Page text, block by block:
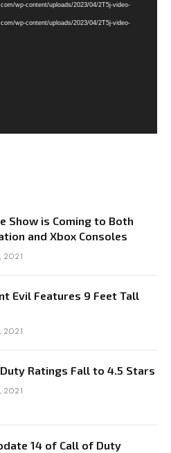
wp-content/uploads/2023/04/2T5j-video-
wp-content/uploads/2023/04/2T5j-video-
Show is Coming to Both
and Xbox Consoles
2021
Evil Features 9 Feet Tall
2021
Ratings Fall to 4.5 Stars
2021
14 of Call of Duty